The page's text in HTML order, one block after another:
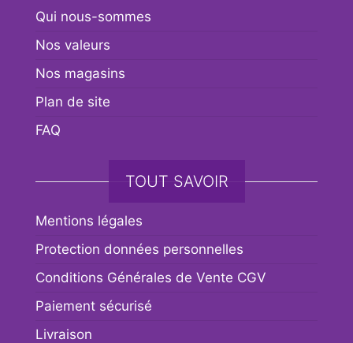
Qui nous-sommes
Nos valeurs
Nos magasins
Plan de site
FAQ
TOUT SAVOIR
Mentions légales
Protection données personnelles
Conditions Générales de Vente CGV
Paiement sécurisé
Livraison